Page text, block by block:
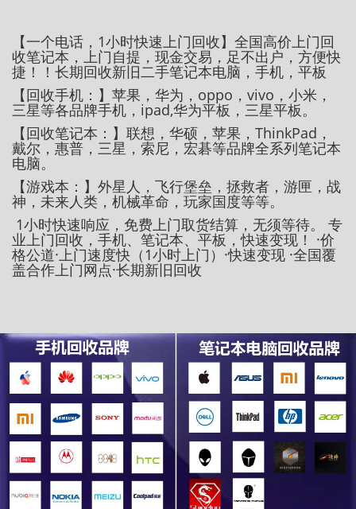
【一个电话，1小时快速上门回收】全国高价上门回
收笔记本，上门自提，现金交易，足不出户，方便快
捷！！长期回收新旧二手笔记本电脑，手机，平板
【回收手机：】苹果，华为，oppo，vivo，小米，
三星等各品牌手机，ipad,华为平板，三星平板。
【回收笔记本：】联想，华硕，苹果，ThinkPad，
戴尔，惠普，三星，索尼，宏碁等品牌全系列笔记本
电脑。
【游戏本：】外星人，飞行堡垒，拯救者，游匣，战
神，未来人类，机械革命，玩家国度等等。
1小时快速响应，免费上门取货结算，无须等待。 专
业上门回收，手机、笔记本、平板，快速变现！ ·价
格公道·上门速度快（1小时上门）·快速变现 ·全国覆
盖合作上门网点·长期新旧回收